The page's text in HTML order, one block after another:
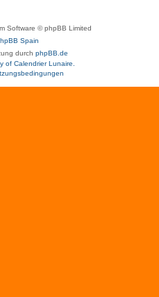
Software © phpBB Limited
Spain
durch phpBB.de
of Calendrier Lunaire.